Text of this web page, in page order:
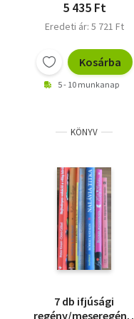
5 435 Ft
Eredeti ár: 5 721 Ft
Kosárba
5 - 10 munkanap
KÖNYV
7 db ifjúsági
regény/meseregény: